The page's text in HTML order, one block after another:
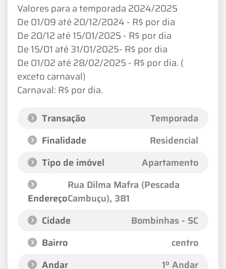
Valores para a temporada 2024/2025
De 01/09 até 20/12/2024 - R$ por dia
De 20/12 até 15/01/2025 - R$ por dia
De 15/01 até 31/01/2025- R$ por dia
De 01/02 até 28/02/2025 - R$ por dia. (
exceto carnaval)
Carnaval: R$ por dia.
Transação
Temporada
Finalidade
Residencial
Tipo de imóvel
Apartamento
Endereço
Rua Dilma Mafra (Pescada
Cambuçu), 381
Cidade
Bombinhas - SC
Bairro
centro
Andar
1º Andar